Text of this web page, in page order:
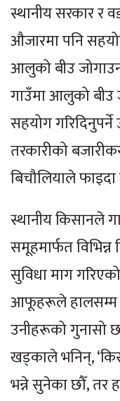
स्थानीय सरकार र
औजारमा पनि
आलुको बीउ
गाउँमा आलुको बीउ
सहयोग
तरकारीको
बिचौलियाले
स्थानीय किसानले
समूहमार्फत
सुविधा माग
आफूहरूले हालसम्म
उनीहरूको गुनासो
खड्काले भनिन्,
भन्ने सुनेका छौँ,